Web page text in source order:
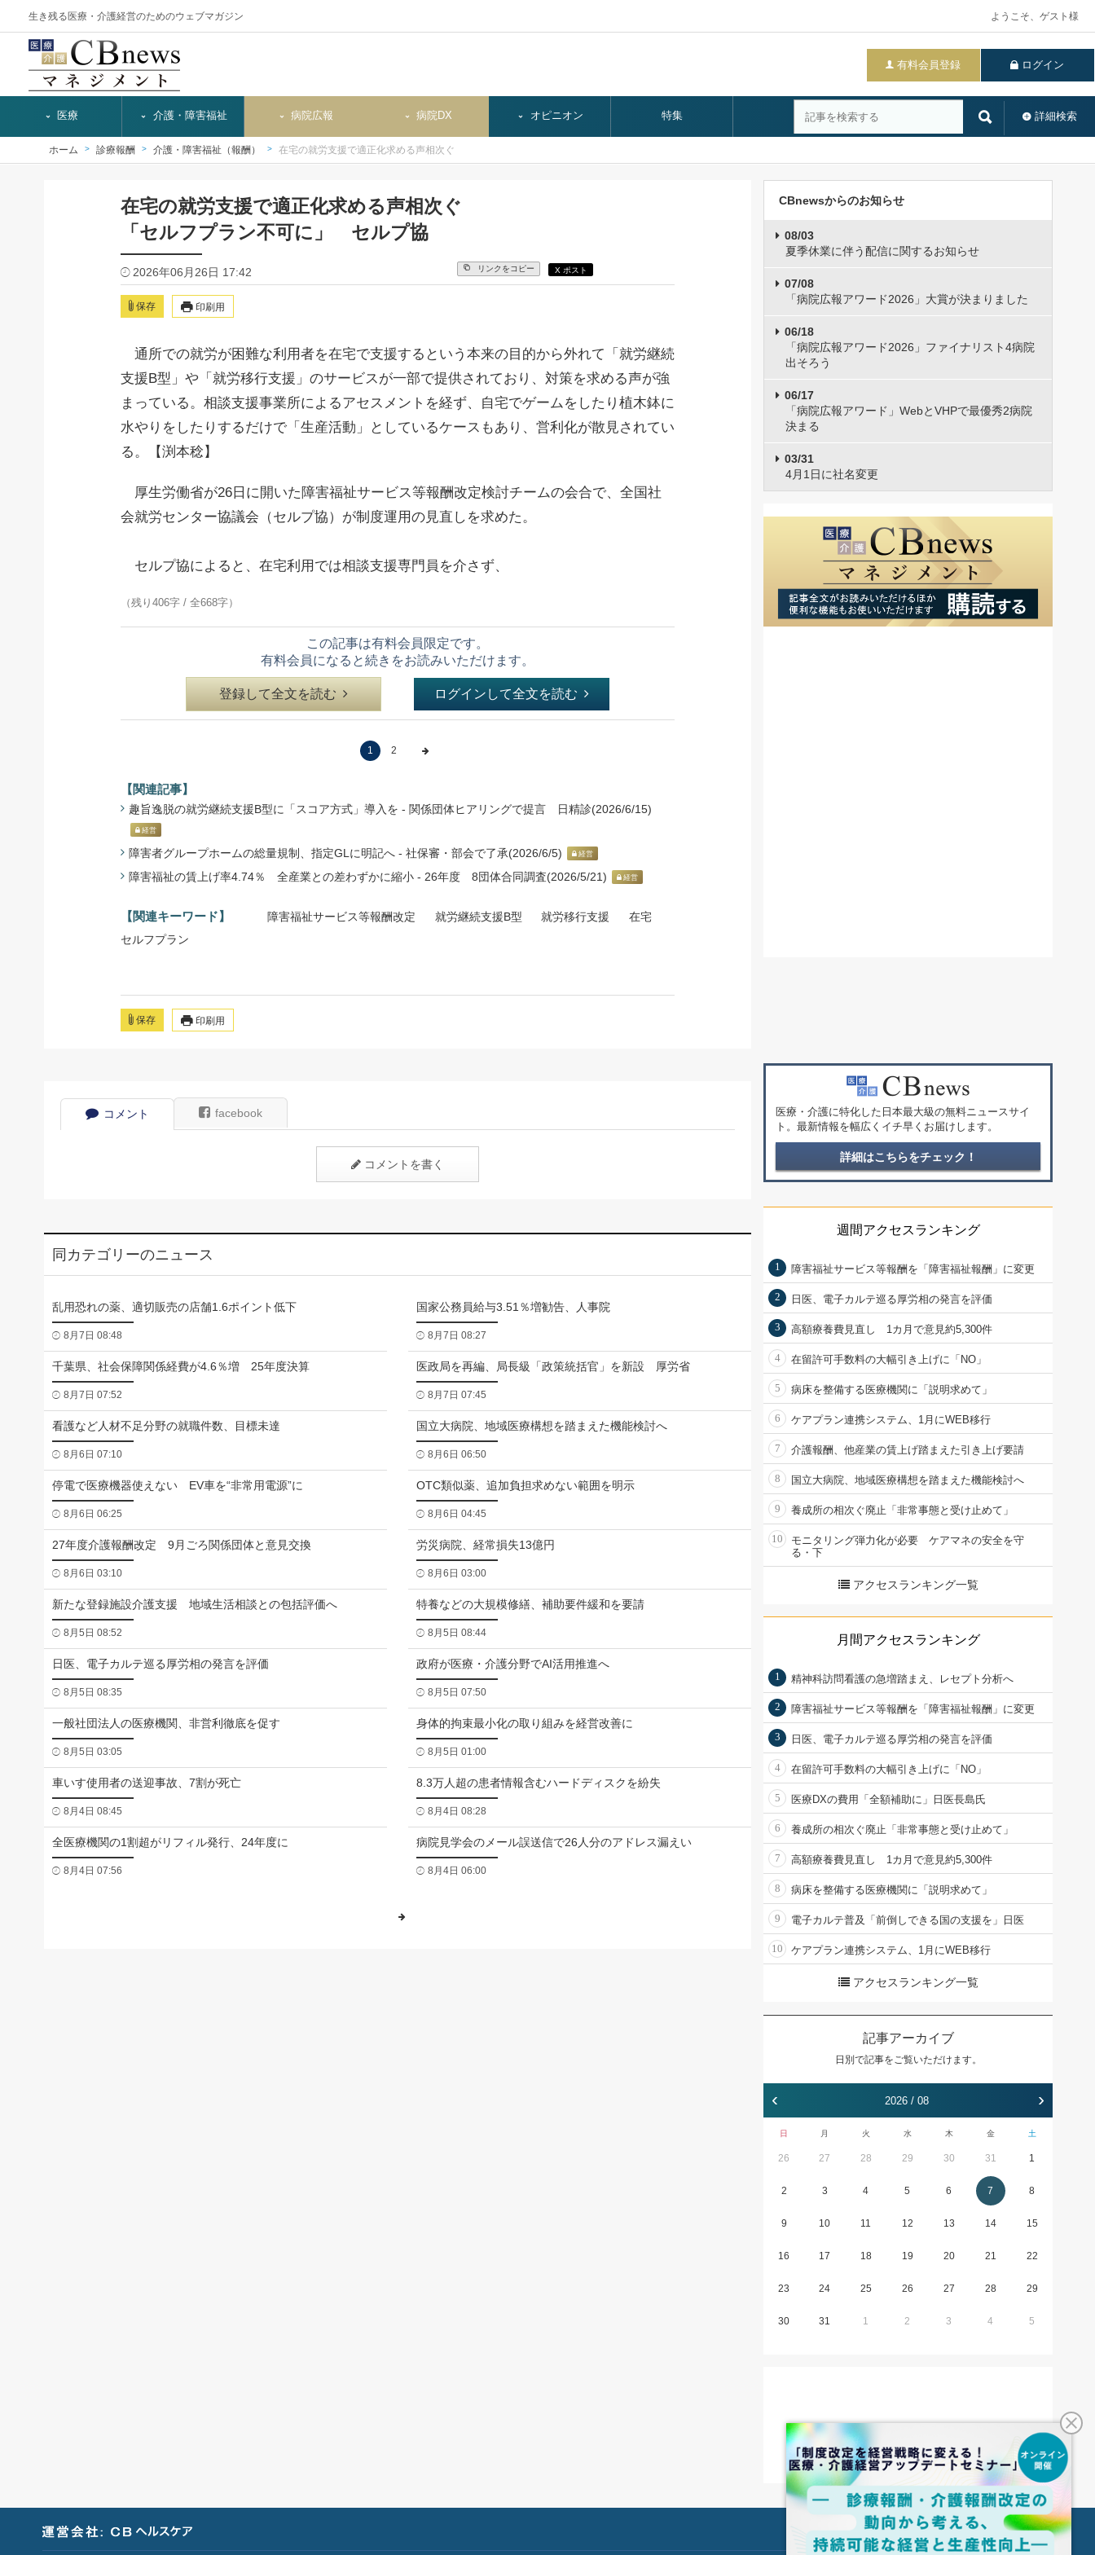
生き残る医療・介護経営のためのウェブマガジン ようこそ、ゲスト様
有料会員登録 ログイン
詳細検索
医療 介護・障害福祉 病院広報 病院DX オピニオン 特集
ホーム 診療報酬 介護・障害福祉（報酬） 在宅の就労支援で適正化求める声相次ぐ
在宅の就労支援で適正化求める声相次ぐ
「セルフプラン不可に」 セルプ協
2026年06月26日 17:42 リンクをコピー X ポスト
保存 印刷用
通所での就労が困難な利用者を在宅で支援するという本来の目的から外れて「就労継続
支援B型」や「就労移行支援」のサービスが一部で提供されており、対策を求める声が強
まっている。相談支援事業所によるアセスメントを経ず、自宅でゲームをしたり植木鉢に
水やりをしたりするだけで「生産活動」としているケースもあり、営利化が散見されてい
る。【渕本稔】
厚生労働省が26日に開いた障害福祉サービス等報酬改定検討チームの会合で、全国社
会就労センター協議会（セルプ協）が制度運用の見直しを求めた。
セルプ協によると、在宅利用では相談支援専門員を介さず、
（残り406字 / 全668字）
この記事は有料会員限定です。
有料会員になると続きをお読みいただけます。
登録して全文を読む ログインして全文を読む
1 2
【関連記事】
趣旨逸脱の就労継続支援B型に「スコア方式」導入を - 関係団体ヒアリングで提言 日精診(2026/6/15)
経営
障害者グループホームの総量規制、指定GLに明記へ - 社保審・部会で了承(2026/6/5) 経営
障害福祉の賃上げ率4.74％ 全産業との差わずかに縮小 - 26年度 8団体合同調査(2026/5/21) 経営
【関連キーワード】 障害福祉サービス等報酬改定 就労継続支援B型 就労移行支援
在宅
セルフプラン
保存 印刷用
コメント facebook
コメントを書く
同カテゴリーのニュース
乱用恐れの薬、適切販売の店舗1.6ポイント低下
8月7日 08:48
国家公務員給与3.51％増勧告、人事院
8月7日 08:27
千葉県、社会保障関係経費が4.6％増 25年度決算
8月7日 07:52
医政局を再編、局長級「政策統括官」を新設 厚労省
8月7日 07:45
看護など人材不足分野の就職件数、目標未達
8月6日 07:10
国立大病院、地域医療構想を踏まえた機能検討へ
8月6日 06:50
停電で医療機器使えない EV車を“非常用電源”に
8月6日 06:25
OTC類似薬、追加負担求めない範囲を明示
8月6日 04:45
27年度介護報酬改定 9月ごろ関係団体と意見交換
8月6日 03:10
労災病院、経常損失13億円
8月6日 03:00
新たな登録施設介護支援 地域生活相談との包括評価へ
8月5日 08:52
特養などの大規模修繕、補助要件緩和を要請
8月5日 08:44
日医、電子カルテ巡る厚労相の発言を評価
8月5日 08:35
政府が医療・介護分野でAI活用推進へ
8月5日 07:50
一般社団法人の医療機関、非営利徹底を促す
8月5日 03:05
身体的拘束最小化の取り組みを経営改善に
8月5日 01:00
車いす使用者の送迎事故、7割が死亡
8月4日 08:45
8.3万人超の患者情報含むハードディスクを紛失
8月4日 08:28
全医療機関の1割超がリフィル発行、24年度に
8月4日 07:56
病院見学会のメール誤送信で26人分のアドレス漏えい
8月4日 06:00
CBnewsからのお知らせ
08/03
夏季休業に伴う配信に関するお知らせ
07/08
「病院広報アワード2026」大賞が決まりました
06/18
「病院広報アワード2026」ファイナリスト4病院
出そろう
06/17
「病院広報アワード」WebとVHPで最優秀2病院
決まる
03/31
4月1日に社名変更
医療・介護に特化した日本最大級の無料ニュースサイ
ト。最新情報を幅広くイチ早くお届けします。
詳細はこちらをチェック！
週間アクセスランキング
1 障害福祉サービス等報酬を「障害福祉報酬」に変更
2 日医、電子カルテ巡る厚労相の発言を評価
3 高額療養費見直し 1カ月で意見約5,300件
4 在留許可手数料の大幅引き上げに「NO」
5 病床を整備する医療機関に「説明求めて」
6 ケアプラン連携システム、1月にWEB移行
7 介護報酬、他産業の賃上げ踏まえた引き上げ要請
8 国立大病院、地域医療構想を踏まえた機能検討へ
9 養成所の相次ぐ廃止「非常事態と受け止めて」
10
モニタリング弾力化が必要 ケアマネの安全を守
る・下
アクセスランキング一覧
月間アクセスランキング
1 精神科訪問看護の急増踏まえ、レセプト分析へ
2 障害福祉サービス等報酬を「障害福祉報酬」に変更
3 日医、電子カルテ巡る厚労相の発言を評価
4 在留許可手数料の大幅引き上げに「NO」
5 医療DXの費用「全額補助に」日医長島氏
6 養成所の相次ぐ廃止「非常事態と受け止めて」
7 高額療養費見直し 1カ月で意見約5,300件
8 病床を整備する医療機関に「説明求めて」
9 電子カルテ普及「前倒しできる国の支援を」日医
10 ケアプラン連携システム、1月にWEB移行
アクセスランキング一覧
記事アーカイブ
日別で記事をご覧いただけます。
‹ 2026 / 08 ›
日 月 火 水 木 金 土
26 27 28 29 30 31 1
2 3 4 5 6 7 8
9 10 11 12 13 14 15
16 17 18 19 20 21 22
23 24 25 26 27 28 29
30 31 1 2 3 4 5